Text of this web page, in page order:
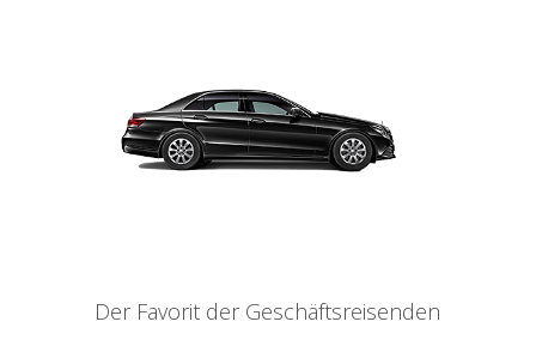
Der Favorit der Geschäftsreisenden